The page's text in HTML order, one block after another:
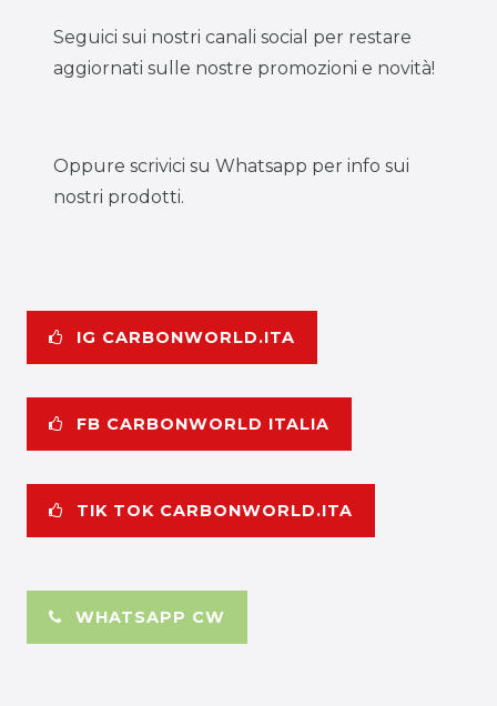
Seguici sui nostri canali social per restare
aggiornati sulle nostre promozioni e novità!
Oppure scrivici su Whatsapp per info sui
nostri prodotti.
IG CARBONWORLD.ITA
FB CARBONWORLD ITALIA
TIK TOK CARBONWORLD.ITA
WHATSAPP CW